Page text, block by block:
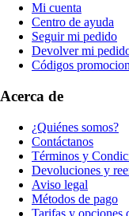
Mi cuenta
Centro de ayuda
Seguir mi pedido
Devolver mi
Códigos
Acerca de
¿Quiénes somos?
Contáctanos
Términos y
Devoluciones y
Aviso legal
Métodos de pago
Tarifas y opciones